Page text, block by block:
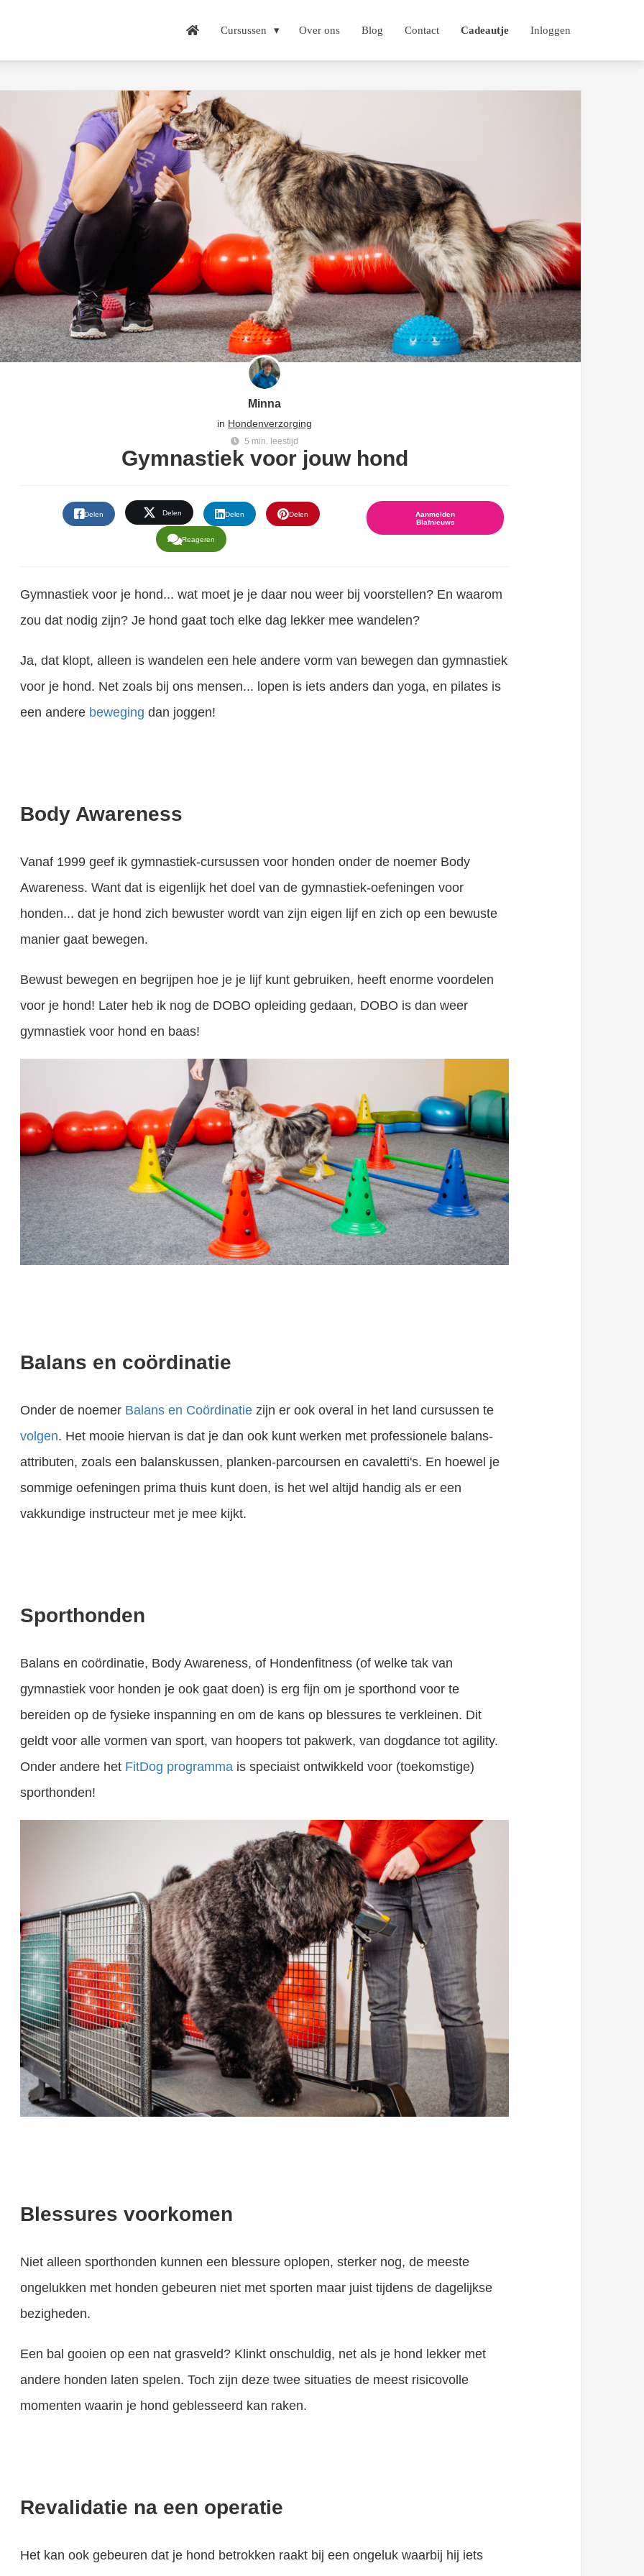
Cursussen Over ons Blog Contact Cadeautje Inloggen
Minna
in Hondenverzorging
5 min. leestijd
Gymnastiek voor jouw hond
Delen Delen Delen Delen
Reageren
Aanmelden
Blafnieuws
Gymnastiek voor je hond... wat moet je je daar nou weer bij voorstellen? En waarom
zou dat nodig zijn? Je hond gaat toch elke dag lekker mee wandelen?
Ja, dat klopt, alleen is wandelen een hele andere vorm van bewegen dan gymnastiek
voor je hond. Net zoals bij ons mensen... lopen is iets anders dan yoga, en pilates is
een andere beweging dan joggen!
Body Awareness
Vanaf 1999 geef ik gymnastiek-cursussen voor honden onder de noemer Body
Awareness. Want dat is eigenlijk het doel van de gymnastiek-oefeningen voor
honden... dat je hond zich bewuster wordt van zijn eigen lijf en zich op een bewuste
manier gaat bewegen.
Bewust bewegen en begrijpen hoe je je lijf kunt gebruiken, heeft enorme voordelen
voor je hond! Later heb ik nog de DOBO opleiding gedaan, DOBO is dan weer
gymnastiek voor hond en baas!
Balans en coördinatie
Onder de noemer Balans en Coördinatie zijn er ook overal in het land cursussen te
volgen. Het mooie hiervan is dat je dan ook kunt werken met professionele balans-
attributen, zoals een balanskussen, planken-parcoursen en cavaletti's. En hoewel je
sommige oefeningen prima thuis kunt doen, is het wel altijd handig als er een
vakkundige instructeur met je mee kijkt.
Sporthonden
Balans en coördinatie, Body Awareness, of Hondenfitness (of welke tak van
gymnastiek voor honden je ook gaat doen) is erg fijn om je sporthond voor te
bereiden op de fysieke inspanning en om de kans op blessures te verkleinen. Dit
geldt voor alle vormen van sport, van hoopers tot pakwerk, van dogdance tot agility.
Onder andere het FitDog programma is speciaist ontwikkeld voor (toekomstige)
sporthonden!
Blessures voorkomen
Niet alleen sporthonden kunnen een blessure oplopen, sterker nog, de meeste
ongelukken met honden gebeuren niet met sporten maar juist tijdens de dagelijkse
bezigheden.
Een bal gooien op een nat grasveld? Klinkt onschuldig, net als je hond lekker met
andere honden laten spelen. Toch zijn deze twee situaties de meest risicovolle
momenten waarin je hond geblesseerd kan raken.
Revalidatie na een operatie
Het kan ook gebeuren dat je hond betrokken raakt bij een ongeluk waarbij hij iets